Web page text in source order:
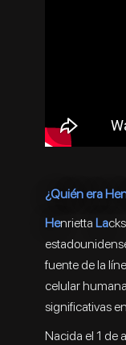
¿Quién era
Henrietta La
fuente de la
celular
significativas
Nacida el 1 de